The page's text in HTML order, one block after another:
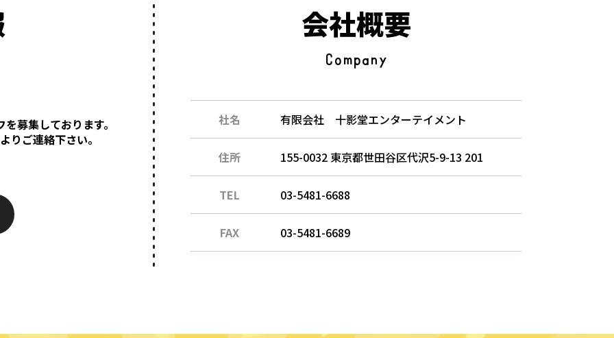
募集しております。
りご連絡下さい。
会社概要
Company
社名 有限会社 十影堂エンターテイメント
住所 155-0032 東京都世田谷区代沢5-9-13 201
TEL 03-5481-6688
FAX 03-5481-6689